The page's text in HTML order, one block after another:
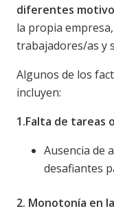
diferentes
la propia
trabajadores/as y
Algunos de los
incluyen:
1.Falta de tareas
Ausencia de
desafiantes
2. Monotonía en